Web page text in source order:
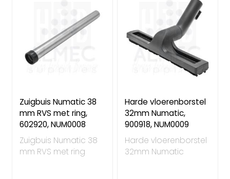
Zuigbuis Numatic 38
mm RVS met ring,
602920, NUM0008
Zuigbuis Numatic 38
mm RVS met ring
Harde vloerenborstel
32mm Numatic,
900918, NUM0009
Harde vloerenborstel
32mm Numatic